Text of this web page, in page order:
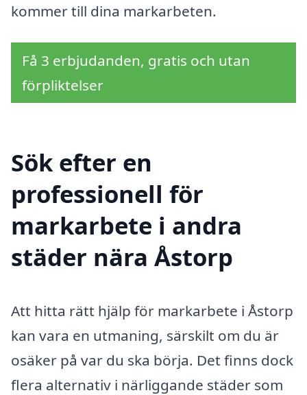
kommer till dina markarbeten.
Få 3 erbjudanden, gratis och utan
förpliktelser
Sök efter en
professionell för
markarbete i andra
städer nära Åstorp
Att hitta rätt hjälp för markarbete i Åstorp
kan vara en utmaning, särskilt om du är
osäker på var du ska börja. Det finns dock
flera alternativ i närliggande städer som